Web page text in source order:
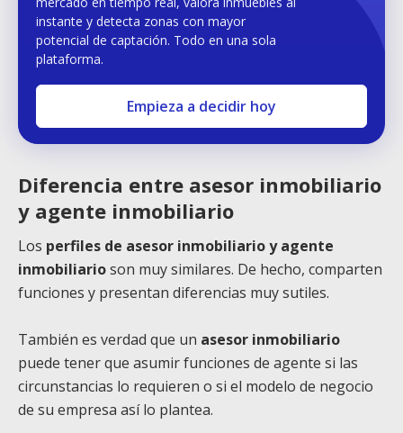
instante y detecta zonas con mayor
potencial de captación. Todo en una sola
plataforma.
Empieza a decidir hoy
Diferencia entre asesor inmobiliario
y agente inmobiliario
Los perfiles de asesor inmobiliario y agente
inmobiliarioson muy similares. De hecho, comparten
funciones y presentan diferencias muy sutiles.
También es verdad que un asesor inmobiliario
puede tener que asumir funciones de agente si las
circunstancias lo requieren o si el modelo de negocio
de su empresa así lo plantea.